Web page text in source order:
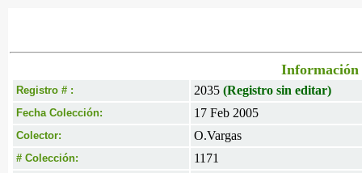
Información
Registro # : 2035 (Registro sin editar)
Fecha Colección: 17 Feb 2005
Colector: O.Vargas
# Colección: 1171